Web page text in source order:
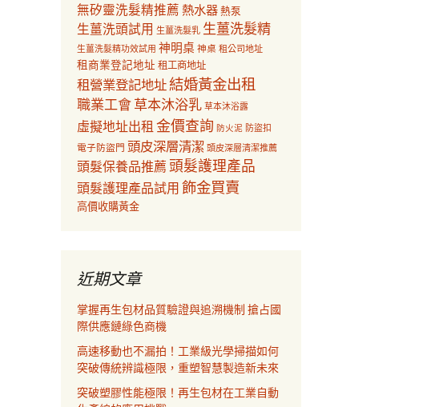
無矽靈洗髮精推薦 熱水器 熱泵
生薑洗頭試用 生薑洗髮乳 生薑洗髮精
生薑洗髮精功效試用 神明桌 神桌 租公司地址
租商業登記地址 租工商地址
租營業登記地址結婚黃金出租
職業工會草本沐浴乳 草本沐浴露
虛擬地址出租 金價查詢 防火泥 防盜扣
電子防盜門 頭皮深層清潔 頭皮深層清潔推薦
頭髮保養品推薦 頭髮護理產品
頭髮護理產品試用 飾金買賣
高價收購黃金
近期文章
掌握再生包材品質驗證與追溯機制 搶占國
際供應鏈綠色商機
高速移動也不漏拍！工業級光學掃描如何
突破傳統辨識極限，重塑智慧製造新未來
突破塑膠性能極限！再生包材在工業自動